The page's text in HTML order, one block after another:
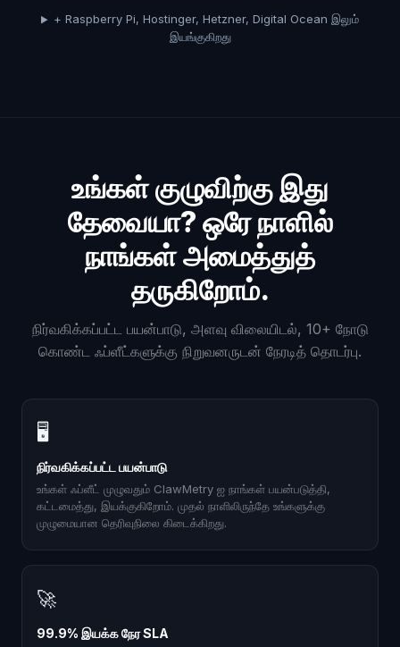
+ Raspberry Pi, Hostinger, Hetzner, Digital Ocean இலும்
இயங்குகிறது
உங்கள் குழுவிற்கு இது
தேவையா? ஒரே நாளில்
நாங்கள் அமைத்துத்
தருகிறோம்.
நிர்வகிக்கப்பட்ட பயன்பாடு, அளவு விலையிடல், 10+ நோடு
கொண்ட ஃப்ளீட்களுக்கு நிறுவனருடன் நேரடித் தொடர்பு.
🖥
நிர்வகிக்கப்பட்ட பயன்பாடு
உங்கள் ஃப்ளீட் முழுவதும் ClawMetry ஐ நாங்கள் பயன்படுத்தி,
கட்டமைத்து, இயக்குகிறோம். முதல் நாளிலிருந்தே உங்களுக்கு
முழுமையான தெரிவுநிலை கிடைக்கிறது.
🚀
99.9% இயக்க நேர SLA